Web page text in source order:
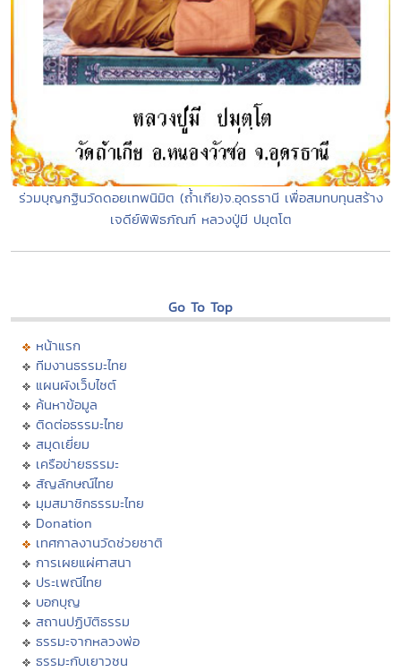
ร่วมบุญกฐินวัดดอยเทพนิมิต (ถ้ำเกีย)จ.อุดรธานี เพื่อสมทบทุนสร้าง
เจดีย์พิพิธภัณฑ์ หลวงปู่มี ปมุตโต
Go To Top
หน้าแรก
ทีมงานธรรมะไทย
แผนผังเว็บไซต์
ค้นหาข้อมูล
ติดต่อธรรมะไทย
สมุดเยี่ยม
เครือข่ายธรรมะ
สัญลักษณ์ไทย
มุมสมาชิกธรรมะไทย
Donation
เทศกาลงานวัดช่วยชาติ
การเผยแผ่ศาสนา
ประเพณีไทย
บอกบุญ
สถานปฏิบัติธรรม
ธรรมะจากหลวงพ่อ
ธรรมะกับเยาวชน